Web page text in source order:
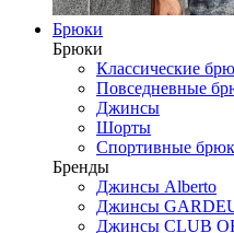
Брюки
Брюки
Классические
Повседневные
Джинсы
Шорты
Спортивные
Бренды
Джинсы Alberto
Джинсы
Джинсы CLUB